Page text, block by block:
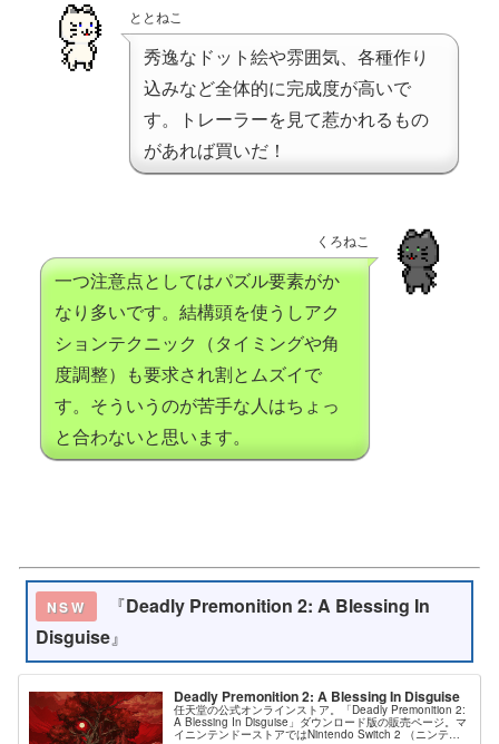
ととねこ
秀逸なドット絵や雰囲気、各種作り
込みなど全体的に完成度が高いで
す。トレーラーを見て惹かれるもの
があれば買いだ！
くろねこ
一つ注意点としてはパズル要素がか
なり多いです。結構頭を使うしアク
ションテクニック（タイミングや角
度調整）も要求され割とムズイで
す。そういうのが苦手な人はちょっ
と合わないと思います。
NSW 『Deadly Premonition 2: A Blessing In
Disguise』
Deadly Premonition 2: A Blessing In Disguise
任天堂の公式オンラインストア。「Deadly Premonition 2:
A Blessing In Disguise」ダウンロード版の販売ページ。マ
イニンテンドーストアではNintendo Switch 2 （ニンテン